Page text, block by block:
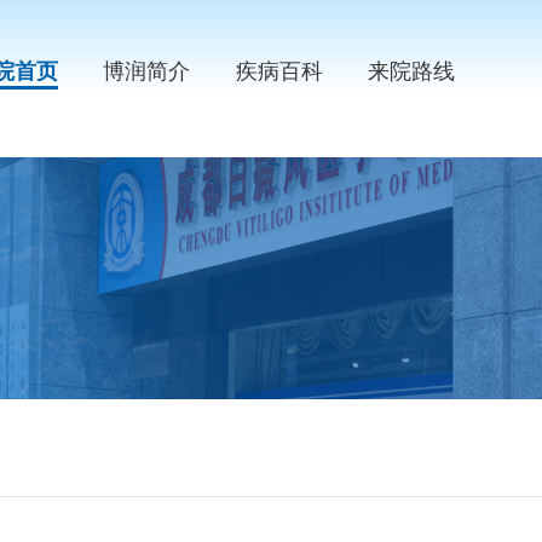
首页 博润简介 疾病百科 来院路线